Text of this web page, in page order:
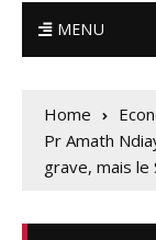
MENU
Home
Pr Amath
grave, mais le